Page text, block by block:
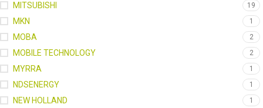
MITSUBISHI 19
MKN 1
MOBA 2
MOBILE TECHNOLOGY 2
MYRRA 1
NDSENERGY 1
NEW HOLLAND 1